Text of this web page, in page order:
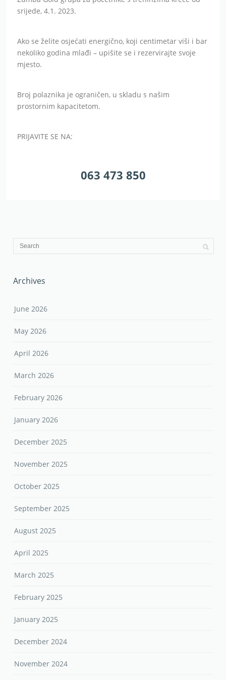
srijede, 4.1. 2023.
Ako se želite osjećati energično, koji centimetar viši i bar
nekoliko godina mlađi – upišite se i rezervirajte svoje
mjesto.
Broj polaznika je ograničen, u skladu s našim
prostornim kapacitetom.
PRIJAVITE SE NA:
063 473 850
Archives
June 2026
May 2026
April 2026
March 2026
February 2026
January 2026
December 2025
November 2025
October 2025
September 2025
August 2025
April 2025
March 2025
February 2025
January 2025
December 2024
November 2024